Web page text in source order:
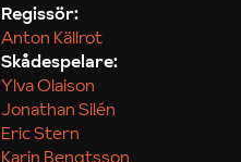
Regissör:
Anton Källrot
Skådespelare:
Ylva Olaison
Jonathan Silén
Eric Stern
Karin Bengtsson